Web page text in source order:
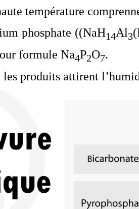
température
phosphate ((NaH14Al3
formule Na4P2O7.
les produits attirent